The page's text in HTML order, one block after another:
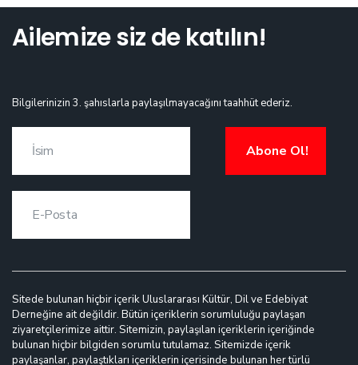
Ailemize siz de katılın!
Bilgilerinizin 3. şahıslarla paylaşılmayacağını taahhüt ederiz.
Abone Ol!
Sitede bulunan hiçbir içerik Uluslararası Kültür, Dil ve Edebiyat
Derneğine ait değildir. Bütün içeriklerin sorumluluğu paylaşan
ziyaretçilerimize aittir. Sitemizin, paylaşılan içeriklerin içeriğinde
bulunan hiçbir bilgiden sorumlu tutulamaz. Sitemizde içerik
paylaşanlar, paylaştıkları içeriklerin içerisinde bulunan her türlü